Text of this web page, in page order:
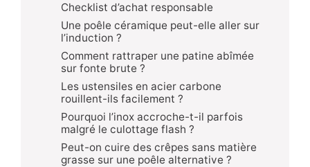
Checklist d’achat responsable
Une poêle céramique peut-elle aller sur
l’induction ?
Comment rattraper une patine abîmée
sur fonte brute ?
Les ustensiles en acier carbone
rouillent-ils facilement ?
Pourquoi l’inox accroche-t-il parfois
malgré le culottage flash ?
Peut-on cuire des crêpes sans matière
grasse sur une poêle alternative ?